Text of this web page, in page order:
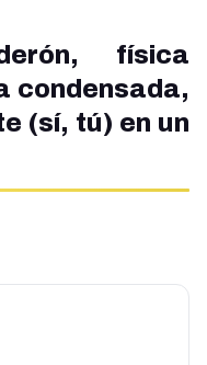
física
condensada,
(sí, tú) en un